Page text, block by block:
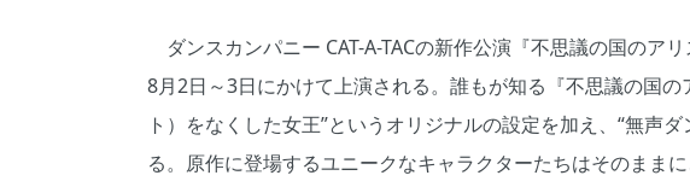
ダンスカンパニー CAT-A-TACの新作公演『不思議の国のア
8月2日～3日にかけて上演される。誰もが知る『不思議の国
ト）をなくした女王”というオリジナルの設定を加え、“無声
る。原作に登場するユニークなキャラクターたちはそのまま